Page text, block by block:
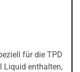
für die TPD
Liquid enthalten,